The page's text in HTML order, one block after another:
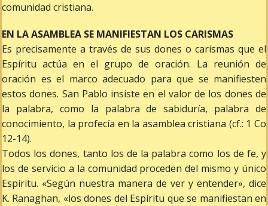
comunidad cristiana.
EN LA ASAMBLEA SE MANIFIESTAN LOS CARISMAS
Es precisamente a través de sus dones o carismas que el
Espíritu actúa en el grupo de oración. La reunión de
oración es el marco adecuado para que se manifiesten
estos dones. San Pablo insiste en el valor de los dones de
la palabra, como la palabra de sabiduría, palabra de
conocimiento, la profecía en la asamblea cristiana (cf.: 1 Co
12-14).
Todos los dones, tanto los de la palabra como los de fe, y
los de servicio a la comunidad proceden del mismo y único
Espíritu. «Según nuestra manera de ver y entender», dice
K. Ranaghan, «los dones del Espíritu que se manifiestan en